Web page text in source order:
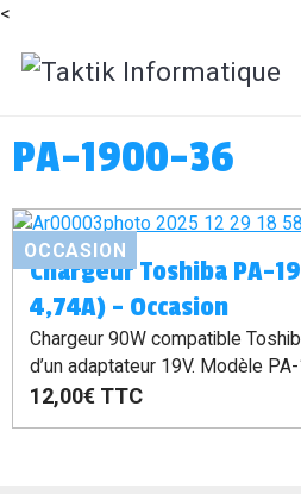
<
PA-1900-36
OCCASION
Chargeur Toshiba PA-
4,74A) – Occasion
Chargeur 90W compatible
d’un adaptateur 19V. Modèle
12,00€ TTC